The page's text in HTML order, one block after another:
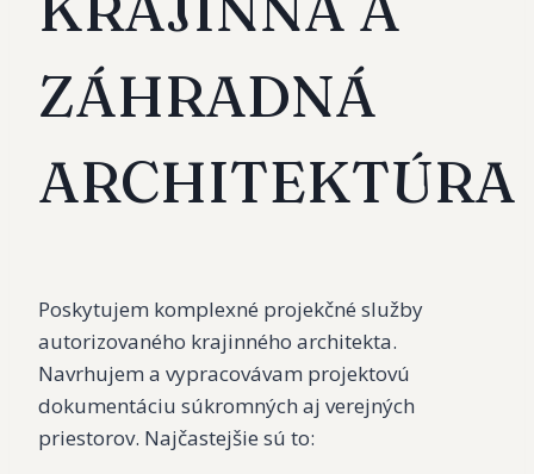
ZÁHRADNÁ
ARCHITEKTÚRA
Poskytujem komplexné projekčné služby
autorizovaného krajinného architekta.
Navrhujem a vypracovávam projektovú
dokumentáciu súkromných aj verejných
priestorov. Najčastejšie sú to: